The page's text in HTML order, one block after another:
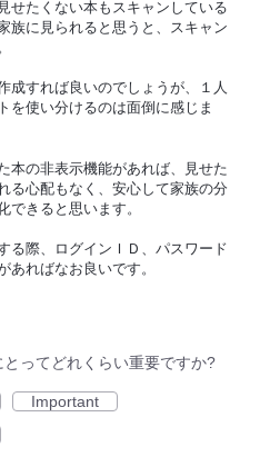
せたくない本もスキャンしている
族に見られると思うと、スキャン
成すれば良いのでしょうが、１人
を使い分けるのは面倒に感じま
本の非表示機能があれば、見せた
る心配もなく、安心して家族の分
できると思います。
る際、ログインＩＤ、パスワード
あればなお良いです。
とってどれくらい重要ですか?
Important